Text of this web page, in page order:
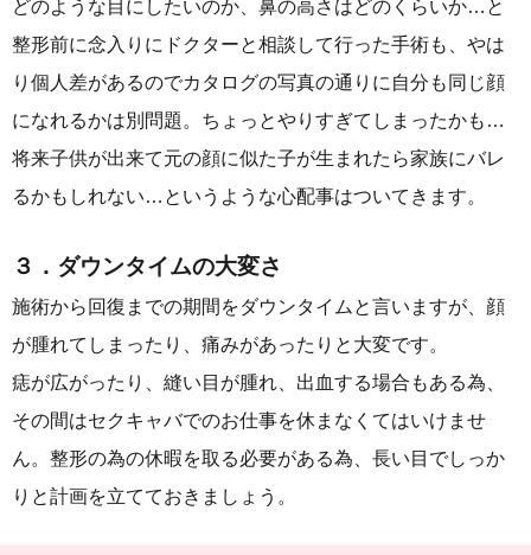
どのような目にしたいのか、鼻の高さはどのくらいか…と
整形前に念入りにドクターと相談して行った手術も、やは
り個人差があるのでカタログの写真の通りに自分も同じ顔
になれるかは別問題。ちょっとやりすぎてしまったかも…
将来子供が出来て元の顔に似た子が生まれたら家族にバレ
るかもしれない…というような心配事はついてきます。
３．ダウンタイムの大変さ
施術から回復までの期間をダウンタイムと言いますが、顔
が腫れてしまったり、痛みがあったりと大変です。
痣が広がったり、縫い目が腫れ、出血する場合もある為、
その間はセクキャバでのお仕事を休まなくてはいけませ
ん。整形の為の休暇を取る必要がある為、長い目でしっか
りと計画を立てておきましょう。